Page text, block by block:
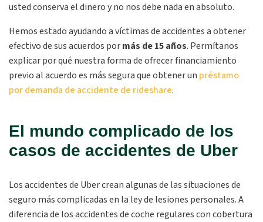
usted conserva el dinero y no nos debe nada en absoluto.
Hemos estado ayudando a víctimas de accidentes a obtener
efectivo de sus acuerdos pormás de 15 años. Permítanos
explicar por qué nuestra forma de ofrecer financiamiento
previo al acuerdo es más segura que obtener un préstamo
por demanda de accidente de rideshare.
El mundo complicado de los
casos de accidentes de Uber
Los accidentes de Uber crean algunas de las situaciones de
seguro más complicadas en la ley de lesiones personales. A
diferencia de los accidentes de coche regulares con cobertura